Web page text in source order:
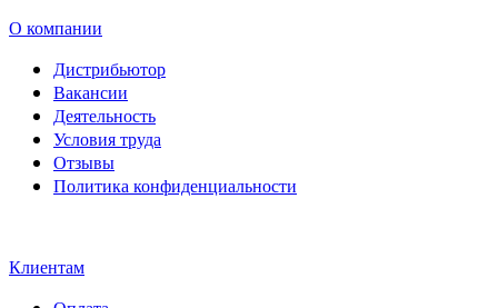
О компании
Дистрибьютор
Вакансии
Деятельность
Условия труда
Отзывы
Политика конфиденциальности
Клиентам